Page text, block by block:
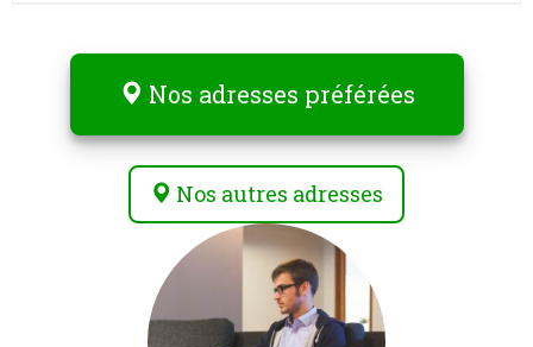
Nos adresses préférées
Nos autres adresses